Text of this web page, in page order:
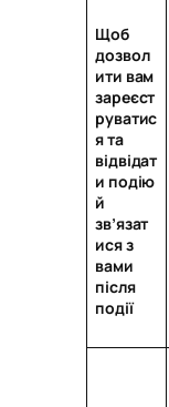
Щоб
дозвол
ити вам
зареєст
руватис
я та
відвідат
и подію
й
зв’язат
ися з
вами
після
події